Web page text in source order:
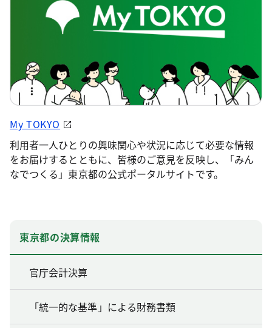
My TOKYO
利用者一人ひとりの興味関心や状況に応じて必要な情報
をお届けするとともに、皆様のご意見を反映し、「みん
なでつくる」東京都の公式ポータルサイトです。
東京都の決算情報
官庁会計決算
「統一的な基準」による財務書類